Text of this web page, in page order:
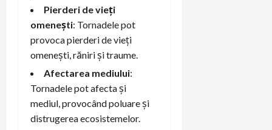
Pierderi de vieți
omenești: Tornadele pot
provoca pierderi de vieți
omenești, răniri și traume.
Afectarea mediului:
Tornadele pot afecta și
mediul, provocând poluare și
distrugerea ecosistemelor.